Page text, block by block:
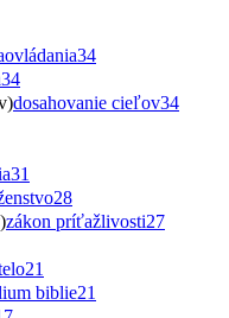
34
34
dosahovanie cieľov34
31
28
zákon príťažlivosti27
21
biblie21